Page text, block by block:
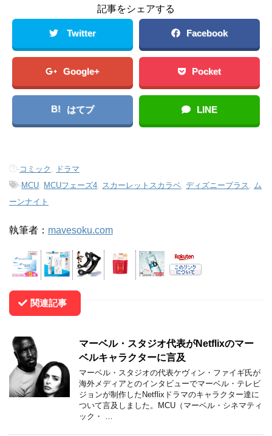
記事をシェアする
Twitter Facebook
Google+ Pocket
B! はてブ LINE
-コミック ドラマ
-MCU MCUフェーズ4 スカーレットスカラベ ,ディズニープラス ム
ーンナイト
執筆者： mavesoku.com
関連記事
マーベル・スタジオ代表がNetflixのマー
ベルキャラクターに言及
マーベル・スタジオの代表ケヴィン・ファイギ氏が
海外メディアとのインタビューでマーベル・テレビ
ジョンが制作したNetflixドラマのキャラクター達に
ついて言及しました。MCU（マーベル・シネマティ
ック・ …